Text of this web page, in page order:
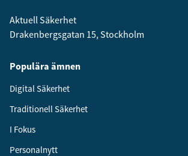
Aktuell Säkerhet
Drakenbergsgatan 15, Stockholm
Populära ämnen
Digital Säkerhet
Traditionell Säkerhet
I Fokus
Personalnytt